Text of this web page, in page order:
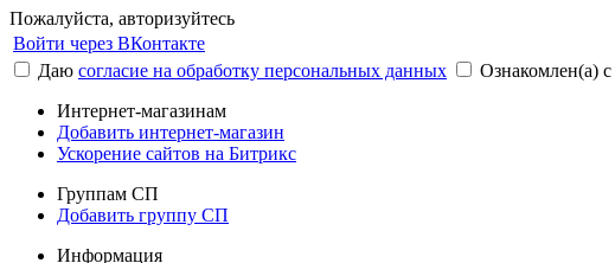
Пожалуйста, авторизуйтесь
Войти через ВКонтакте
Даю согласие на обработку персональных данных Ознакомлен(а) с
Интернет-магазинам
Добавить интернет-магазин
Ускорение сайтов на Битрикс
Группам СП
Добавить группу СП
Информация